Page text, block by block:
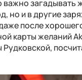
важно загадывать
но и в другие
после
карты желаний